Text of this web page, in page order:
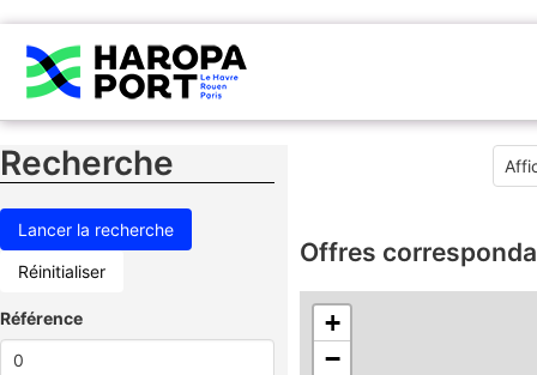
Recherche
Réinitialiser
Référence
Offres
+
−